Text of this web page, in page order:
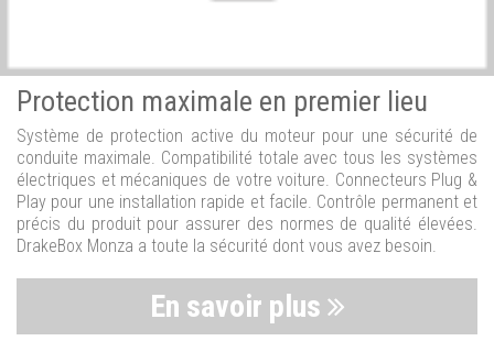
Protection maximale en premier lieu
Système de protection active du moteur pour une sécurité de
conduite maximale. Compatibilité totale avec tous les systèmes
électriques et mécaniques de votre voiture. Connecteurs Plug &
Play pour une installation rapide et facile. Contrôle permanent et
précis du produit pour assurer des normes de qualité élevées.
DrakeBox Monza a toute la sécurité dont vous avez besoin.
En savoir plus